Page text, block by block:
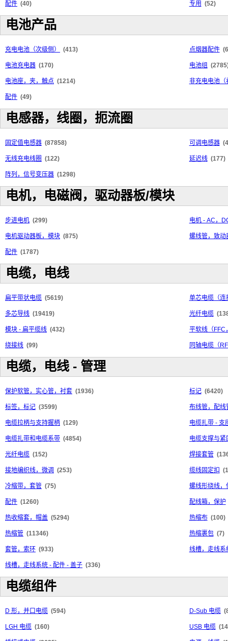
配件 (40) 专用 (52)
电池产品
充电电池（次级侧） (413) 点烟器配件
电池充电器 (170) 电池组
电池座，夹，触点 (1214) 非充电电池（
配件 (49)
电感器，线圈，扼流圈
固定值电感器 (87858) 可调电感器
无线充电线圈 (122) 延迟线 (177)
阵列，信号变压器 (1298)
电机，电磁阀，驱动器板/模块
步进电机 (299) 电机 - AC，
电机驱动器板，模块 (875) 螺线管，致动
配件 (1787)
电缆，电线
扁平带状电缆 (5619) 单芯电缆（连
多芯导线 (19419) 光纤电缆
模块 - 扁平缆线 (432) 平软线（FFC
绕接线 (99) 同轴电缆（
电缆，电线 - 管理
保护软管，实心管，衬套 (1936) 标记 (6420)
标签，标记 (3599) 布线管，配线
电缆拉柄与支持握柄 (129) 电缆扎带 - 支
电缆扎带和电缆系带 (4854) 电缆支撑与紧
光纤电缆 (152) 焊接套管
接地编织线，微调 (253) 缆线固定扣
冷缩带，套管 (75) 螺线形绕线，
配件 (1260) 配线箱，保护
热收缩套，帽盖 (5294) 热缩布 (100)
热缩管 (11346) 热缩裹包 (7)
套管，索环 (933) 线槽，走线系
线槽，走线系统 - 配件 - 盖子 (336)
电缆组件
D 形，并口电缆 (594) D-Sub 电缆
LGH 电缆 (160) USB 电缆